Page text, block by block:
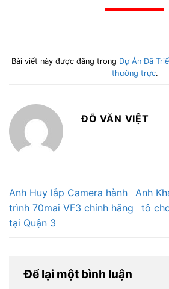
Bài viết này được đăng trong Dự Án Đã
thường trực.
ĐỖ VĂN VIỆT
Anh Huy lắp Camera hành
trình 70mai VF3 chính hãng
tại Quận 3
Anh
tô
Để lại một bình luận